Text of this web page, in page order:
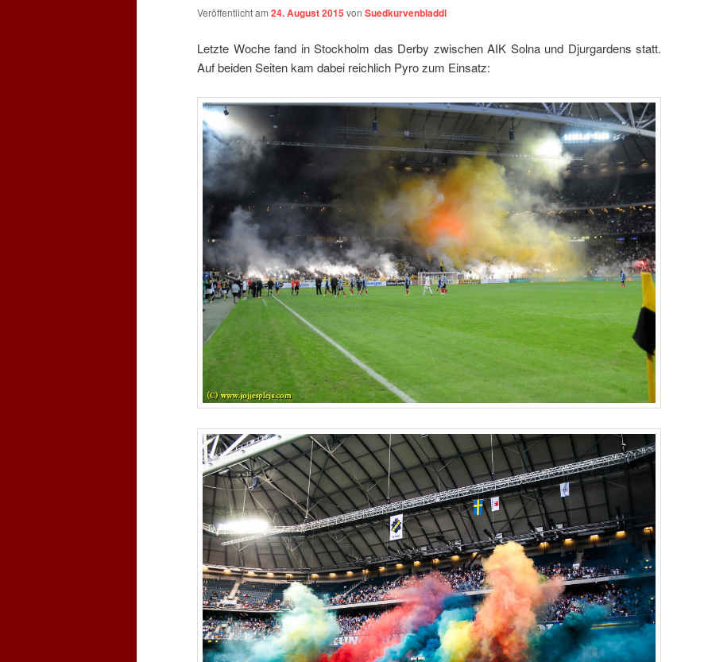
Veröffentlicht am 24. August 2015 von Suedkurvenbladdl
Letzte Woche fand in Stockholm das Derby zwischen AIK Solna und Djurgardens statt.
Auf beiden Seiten kam dabei reichlich Pyro zum Einsatz: